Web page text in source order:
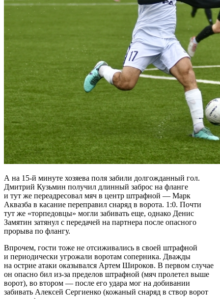
А на 15-й минуте хозяева поля забили долгожданный гол.
Дмитрий Кузьмин получил длинный заброс на фланге
и тут же переадресовал мяч в центр штрафной — Марк
Аквазба в касание переправил снаряд в ворота. 1:0. Почти
тут же «торпедовцы» могли забивать еще, однако Денис
Замятин затянул с передачей на партнера после опасного
прорыва по флангу.
Впрочем, гости тоже не отсиживались в своей штрафной
и периодически угрожали воротам соперника. Дважды
на острие атаки оказывался Артем Широков. В первом случае
он опасно бил из-за пределов штрафной (мяч пролетел выше
ворот), во втором — после его удара мог на добивании
забивать Алексей Сергиенко (кожаный снаряд в створ ворот